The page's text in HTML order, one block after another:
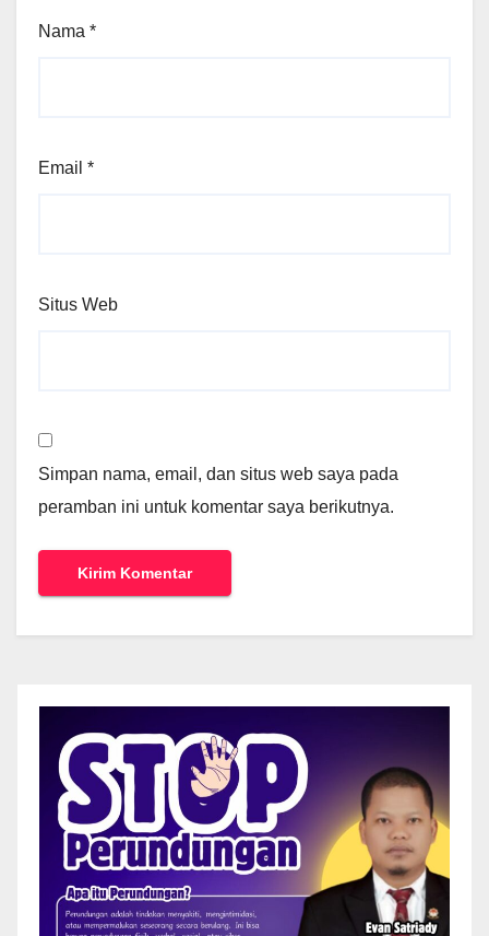
Nama *
Email *
Situs Web
Simpan nama, email, dan situs web saya pada
peramban ini untuk komentar saya berikutnya.